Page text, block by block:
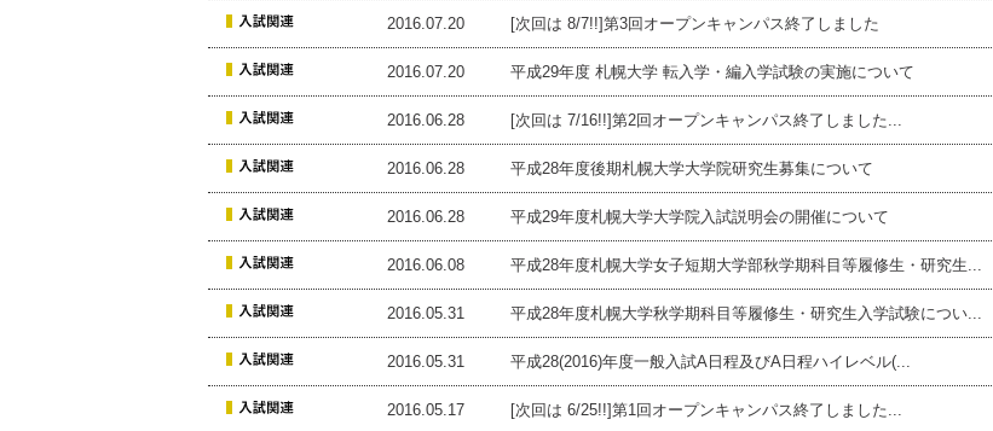
2016.07.20 [次回は 8/7!!]第3回オープンキャンパス終了しました
2016.07.20 平成29年度 札幌大学 転入学・編入学試験の実施について
2016.06.28 [次回は 7/16!!]第2回オープンキャンパス終了しました...
2016.06.28 平成28年度後期札幌大学大学院研究生募集について
2016.06.28 平成29年度札幌大学大学院入試説明会の開催について
2016.06.08 平成28年度札幌大学女子短期大学部秋学期科目等履修生・研究生...
2016.05.31 平成28年度札幌大学秋学期科目等履修生・研究生入学試験につい...
2016.05.31 平成28(2016)年度一般入試A日程及びA日程ハイレベル(...
2016.05.17 [次回は 6/25!!]第1回オープンキャンパス終了しました...